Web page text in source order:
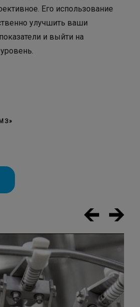
Его использование
улучшить ваши
и выйти на
Previous
Next